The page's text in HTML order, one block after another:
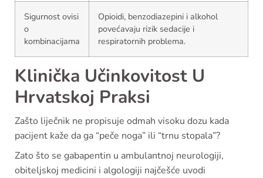
Sigurnost ovisi
o
kombinacijama
Opioidi, benzodiazepini i alkohol
povećavaju rizik sedacije i
respiratornih problema.
Klinička Učinkovitost U
Hrvatskoj Praksi
Zašto liječnik ne propisuje odmah visoku dozu kada
pacijent kaže da ga “peče noga” ili “trnu stopala”?
Zato što se gabapentin u ambulantnoj neurologiji,
obiteljskoj medicini i algologiji najčešće uvodi